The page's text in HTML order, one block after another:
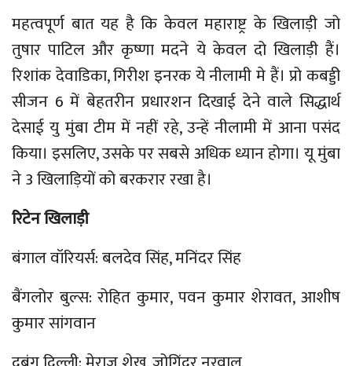
महत्वपूर्ण बात यह है कि केवल महाराष्ट्र के खिलाड़ी जो
तुषार पाटिल और कृष्णा मदने ये केवल दो खिलाड़ी हैं।
रिशांक देवाडिका, गिरीश इनरक ये नीलामी मे हैं। प्रो कबड्डी
सीजन 6 में बेहतरीन प्रधारशन दिखाई देने वाले सिद्धार्थ
देसाई यु मुंबा टीम में नहीं रहे, उन्हें नीलामी में आना पसंद
किया। इसलिए, उसके पर सबसे अधिक ध्यान होगा। यू मुंबा
ने 3 खिलाड़ियों को बरकरार रखा है।
रिटेन खिलाड़ी
बंगाल वॉरियर्स: बलदेव सिंह, मनिंदर सिंह
बैंगलोर बुल्स: रोहित कुमार, पवन कुमार शेरावत, आशीष
कुमार सांगवान